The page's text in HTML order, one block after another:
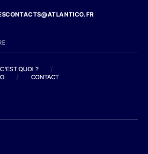
QUOI ?
/
/ CONTACT